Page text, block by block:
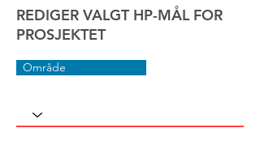
REDIGER VALGT HP-MÅL FOR
PROSJEKTET
Område